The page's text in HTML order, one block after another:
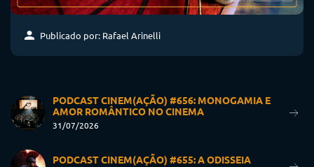
Publicado por: Rafael Arinelli
PODCAST CINEM(AÇÃO) #656: MONOGAMIA E
AMOR ROMÂNTICO NO CINEMA
31/07/2026
PODCAST CINEM(AÇÃO) #655: A ODISSEIA